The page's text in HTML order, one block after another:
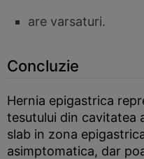
are varsaturi.
Concluzie
Hernia epigastrica
tesutului din cavitatea
slab in zona
asimptomatica, dar